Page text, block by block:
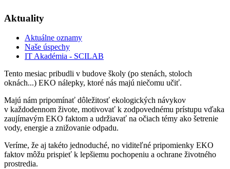
Aktuality
Aktuálne oznamy
Naše úspechy
IT Akadémia - SCILAB
Tento mesiac pribudli v budove školy (po stenách, stoloch
oknách...) EKO nálepky, ktoré nás majú niečomu učiť.
Majú nám pripomínať dôležitosť ekologických návykov
v každodennom živote, motivovať k zodpovednému prístupu vďaka
zaujímavým EKO faktom a udržiavať na očiach témy ako šetrenie
vody, energie a znižovanie odpadu.
Veríme, že aj takéto jednoduché, no viditeľné pripomienky EKO
faktov môžu prispieť k lepšiemu pochopeniu a ochrane životného
prostredia.